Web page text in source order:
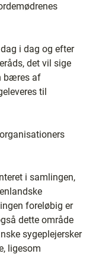
i dag og efter
det vil sige
bæres af
til
i samlingen,
foreløbig er
dette område
sygeplejersker
ligesom